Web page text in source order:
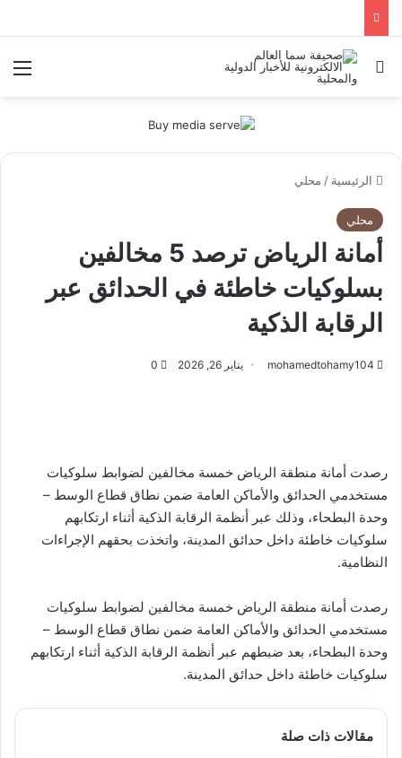
بحث عن
الرئيسية / محلي
محلي
أمانة الرياض ترصد 5 مخالفين
بسلوكيات خاطئة في الحدائق عبر
الرقابة الذكية
mohamedtohamy104 يناير 26, 2026 0
رصدت أمانة منطقة الرياض خمسة مخالفين لضوابط سلوكيات
مستخدمي الحدائق والأماكن العامة ضمن نطاق قطاع الوسط –
وحدة البطحاء، وذلك عبر أنظمة الرقابة الذكية أثناء ارتكابهم
سلوكيات خاطئة داخل حدائق المدينة، واتخذت بحقهم الإجراءات
النظامية.
رصدت أمانة منطقة الرياض خمسة مخالفين لضوابط سلوكيات
مستخدمي الحدائق والأماكن العامة ضمن نطاق قطاع الوسط –
وحدة البطحاء، بعد ضبطهم عبر أنظمة الرقابة الذكية أثناء ارتكابهم
سلوكيات خاطئة داخل حدائق المدينة.
مقالات ذات صلة